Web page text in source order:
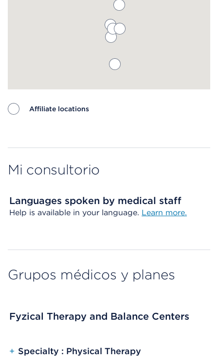
Affiliate locations
Mi consultorio
Languages spoken by medical staff
Help is available in your language. Learn more.
Grupos médicos y planes
Fyzical Therapy and Balance Centers
+ Specialty : Physical Therapy